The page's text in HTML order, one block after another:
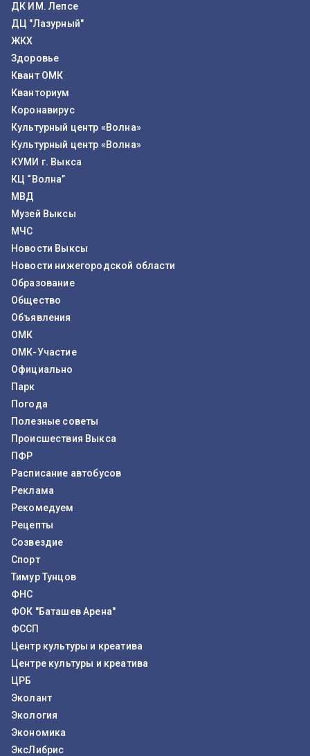
ДК ИМ. Лепсе
ДЦ "Лазурный"
ЖКХ
Здоровье
Квант ОМК
Кванториум
Коронавирус
Культурный центр «Волна»
Культурный центр «Волна»
КУМИ г. Выкса
КЦ “Волна”
МВД
Музей Выксы
МЧС
Новости Выксы
Новости нижегородской области
Образование
Общество
Объявления
ОМК
ОМК-Участие
Официально
Парк
Погода
Полезные советы
Происшествия Выкса
ПФР
Расписание автобусов
Реклама
Рекомедуем
Рецепты
Созвездие
Спорт
Тимур Тунцов
ФНС
ФОК "Баташев Арена"
ФССП
Центр культуры и креатива
Центре культуры и креатива
ЦРБ
Эколант
Экология
Экономика
ЭксЛибрис